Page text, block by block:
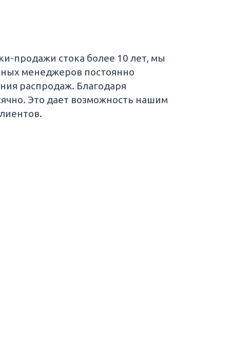
продажи стока более 10 лет, мы
менеджеров постоянно
распродаж. Благодаря
Это дает возможность нашим